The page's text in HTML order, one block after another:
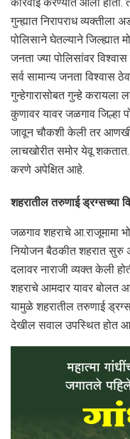
कारवाई करण्यात आली होती.
गुन्ह्यात निरापराध
पोलिसाने घेतल्याने जिल्ह्यात
जनता ज्या पोलिसांवर
सर्व सामान्य जनता विश्वास
गुन्हेगारासोबत गुन्हे करायला
कुणावर यावर जळगाव जिल्हा
जावून चौकशी केली तर आणखी
लाचखोरीत समोर येवू शकतात.
करणे अपेक्षित आहे.
शहरातील तरुणाई ड्रग्सच्या
जळगाव शहराचे आ.राजूमामा
नियोजन बैठकीत शहरात सुरु
दलावर नाराजी व्यक्त केली
शहराचे आमदार यावर बोलत
यामुळे शहरातील तरुणाई
देखील सवाल उपस्थित होत